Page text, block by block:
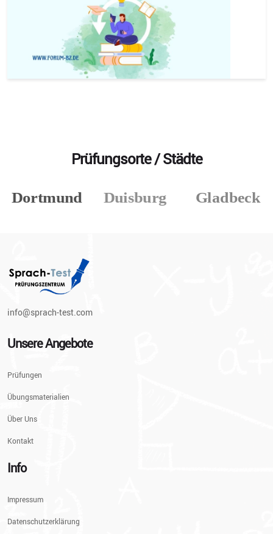
Prüfungsorte / Städte
info@sprach-test.com
Unsere Angebote
Prüfungen
Übungsmaterialien
Über Uns
Kontakt
Info
Impressum
Datenschutzerklärung